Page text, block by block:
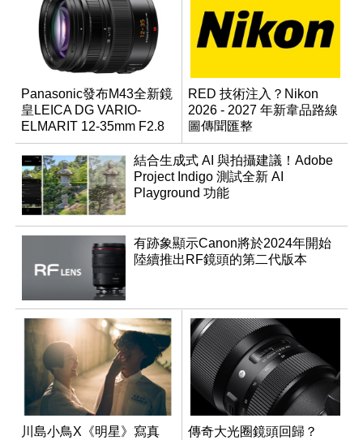
Panasonic發布M43全新鏡
皇LEICA DG VARIO-
ELMARIT 12-35mm F2.8
ASPH. POWER OIS
RED 技術注入？Nikon
2026 - 2027 年新韋品路線
圖傳聞匯整
結合生成式 AI 與拍攝建議！Adobe
Project Indigo 測試全新 AI
Playground 功能
有跡象顯示Canon將於2024年開始
陸續推出RF鏡頭的第二代版本
川島小鳥X《明星》寫真
傳奇大光圈鏡頭回歸？